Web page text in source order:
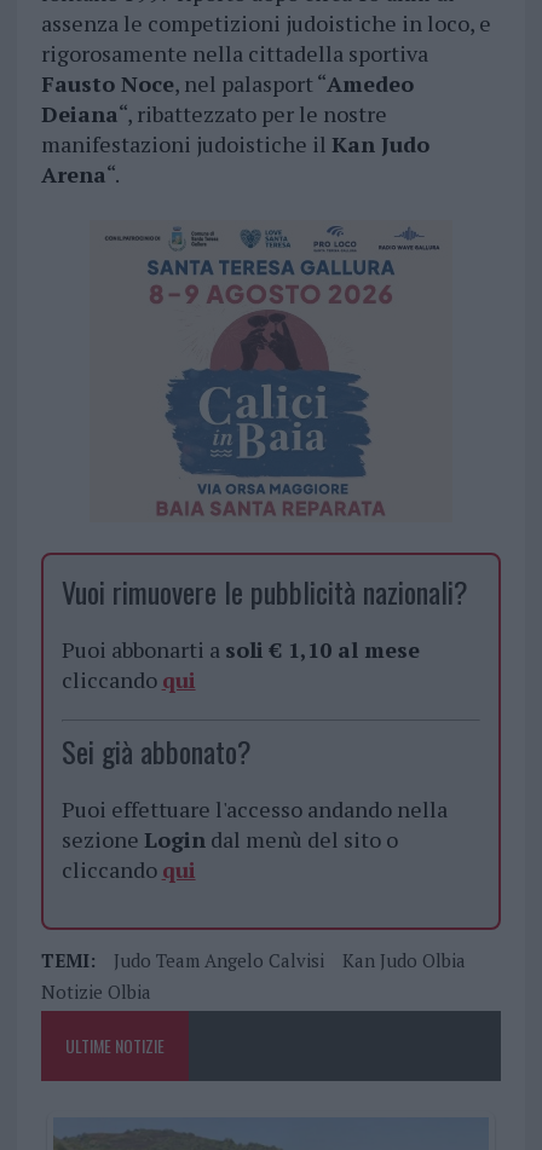
assenza le competizioni judoistiche in loco, e
rigorosamente nella cittadella sportiva
Fausto Noce, nel palasport “Amedeo
Deiana“, ribattezzato per le nostre
manifestazioni judoistiche il Kan Judo
Arena“.
Vuoi rimuovere le pubblicità nazionali?
Puoi abbonarti a soli € 1,10 al mese
cliccando qui
Sei già abbonato?
Puoi effettuare l'accesso andando nella
sezione Logindal menù del sito o
cliccando qui
TEMI: Judo Team Angelo Calvisi
Kan Judo Olbia
Notizie Olbia
ULTIME NOTIZIE